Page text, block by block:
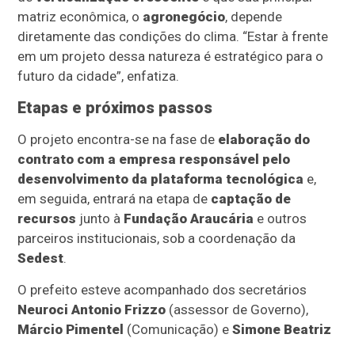
matriz econômica, o agronegócio, depende
diretamente das condições do clima. “Estar à frente
em um projeto dessa natureza é estratégico para o
futuro da cidade”, enfatiza.
Etapas e próximos passos
O projeto encontra-se na fase de elaboração do
contrato com a empresa responsável pelo
desenvolvimento da plataforma tecnológica e,
em seguida, entrará na etapa de captação de
recursos junto à Fundação Araucária e outros
parceiros institucionais, sob a coordenação da
Sedest.
O prefeito esteve acompanhado dos secretários
Neuroci Antonio Frizzo (assessor de Governo),
Márcio Pimentel (Comunicação) eSimone Beatriz